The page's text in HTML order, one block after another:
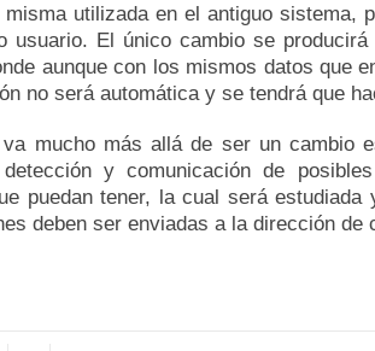
misma utilizada en el antiguo sistema,
usuario. El único cambio se
aunque con los mismos datos que
no será automática y se tendrá que
mucho más allá de ser un cambio
y comunicación de
puedan tener, la cual será
deben ser enviadas a la dirección de